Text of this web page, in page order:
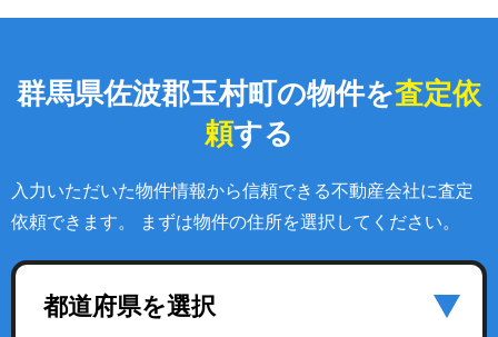
群馬県佐波郡玉村町の物件を査定依
頼する
入力いただいた物件情報から信頼できる不動産会社に査定
依頼できます。 まずは物件の住所を選択してください。
都道府県を選択